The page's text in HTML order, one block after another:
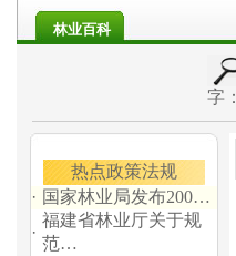
林业百科
字：
热点政策法规
· 国家林业局发布200…
·
福建省林业厅关于规
范…